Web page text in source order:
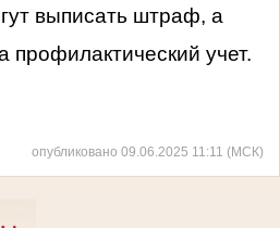
выписать штраф, а
профилактический учет.
опубликовано 09.06.2025 11:11 (МСК)